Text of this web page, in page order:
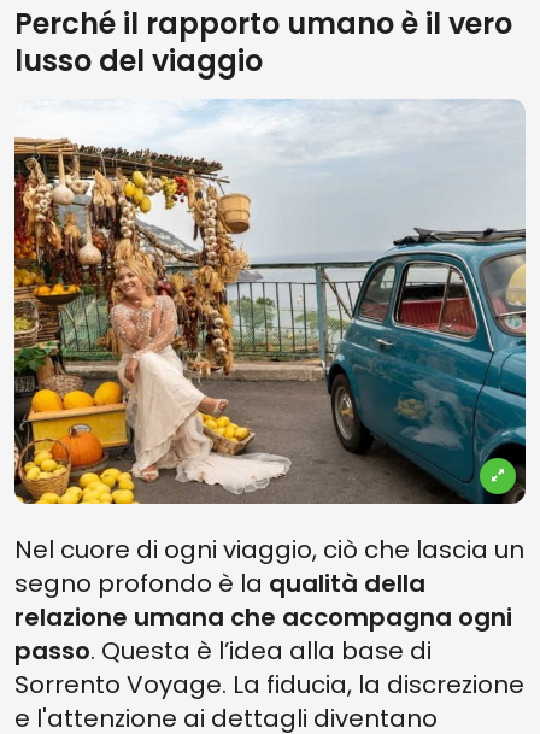
Perché il rapporto umano è il vero
lusso del viaggio
Nel cuore di ogni viaggio, ciò che lascia un
segno profondo è la qualità della
relazione umana che accompagna ogni
passo. Questa è l’idea alla base di
Sorrento Voyage. La fiducia, la discrezione
e l'attenzione ai dettagli diventano